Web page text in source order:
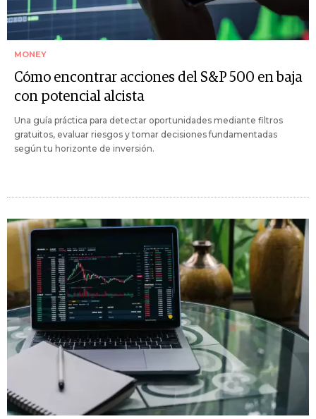
MONEY
Cómo encontrar acciones del S&P 500 en baja
con potencial alcista
Una guía práctica para detectar oportunidades mediante filtros
gratuitos, evaluar riesgos y tomar decisiones fundamentadas
según tu horizonte de inversión.